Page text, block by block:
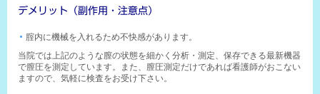
デメリット（副作用・注意点）
腟内に機械を入れるため不快感があります。
当院では上記のような膣の状態を細かく分析・測定、保存できる最新機器
で膣圧を測定しています。また、膣圧測定だけであれば看護師がおこない
ますので、気軽に検査をお受け下さい。